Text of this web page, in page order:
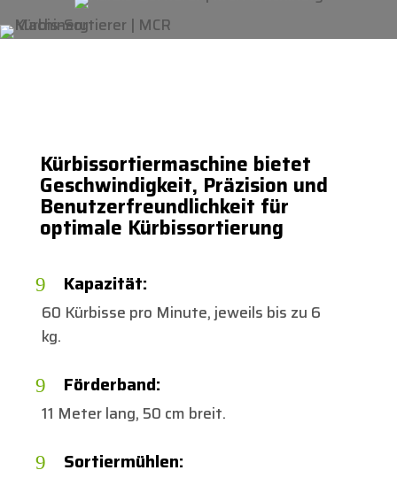
Kürbissortiermaschine bietet
Geschwindigkeit, Präzision und
Benutzerfreundlichkeit für
optimale Kürbissortierung
9 Kapazität:
60 Kürbisse pro Minute, jeweils bis zu 6
kg.
9 Förderband:
11 Meter lang, 50 cm breit.
9 Sortiermühlen: